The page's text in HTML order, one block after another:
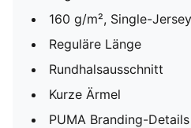
160 g/m², Single-
Reguläre Länge
Rundhalsausschnitt
Kurze Ärmel
PUMA Branding-Details